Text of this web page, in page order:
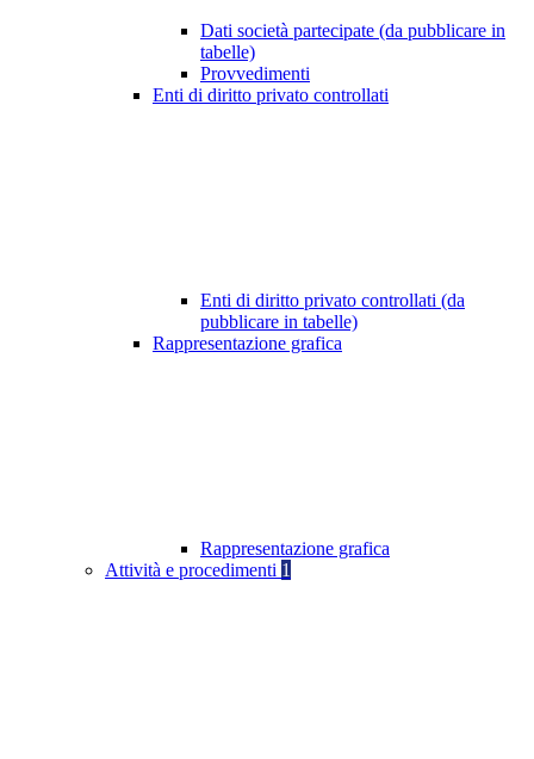
Dati società partecipate (da pubblicare in
tabelle)
Provvedimenti
Enti di diritto privato controllati
Enti di diritto privato controllati (da
pubblicare in tabelle)
Rappresentazione grafica
Rappresentazione grafica
Attività e procedimenti 1